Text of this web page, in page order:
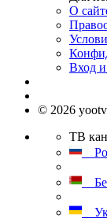
О
Вход и
© 2026
ТВ